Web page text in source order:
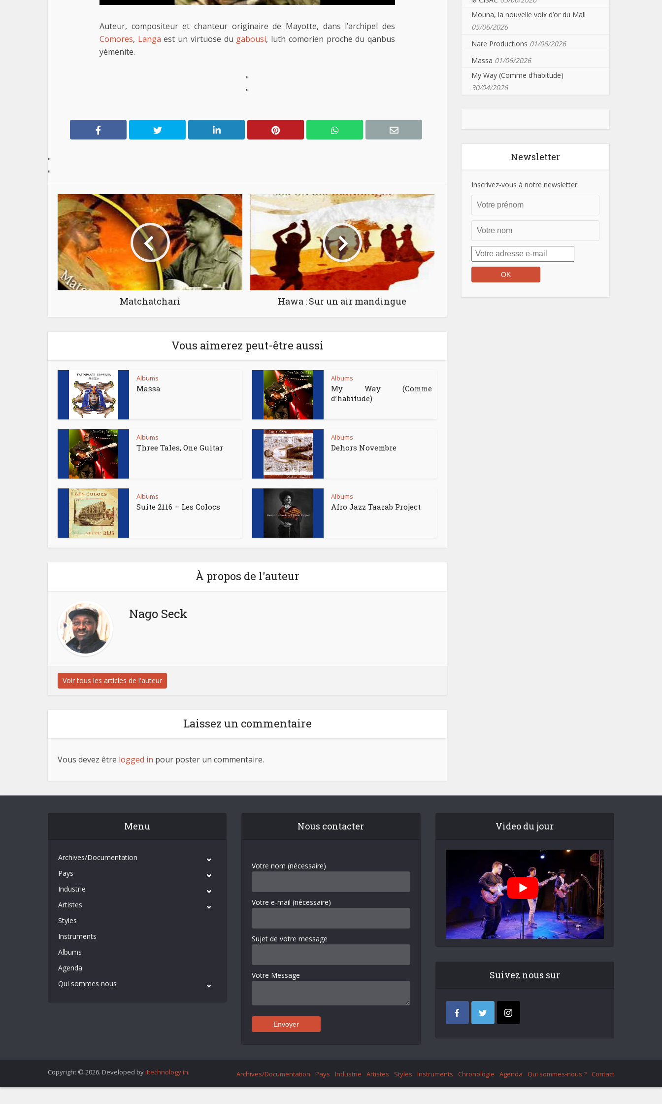
Auteur, compositeur et chanteur originaire de Mayotte, dans l’archipel des
Comores, Langa est un virtuose du gabousi, luth comorien proche du qanbus
yéménite.
"
"
"
"
Matchatchari Hawa : Sur un air mandingue
Vous aimerez peut-être aussi
Albums
Massa
Albums
My Way (Comme
d’habitude)
Albums
Three Tales, One Guitar
Albums
Dehors Novembre
Albums
Suite 2116 – Les Colocs
Albums
Afro Jazz Taarab Project
À propos de l'auteur
Nago Seck
Voir tous les articles de l'auteur
Laissez un commentaire
Vous devez être logged in pour poster un commentaire.
Mouna, la nouvelle voix d’or du Mali
05/06/2026
Nare Productions 01/06/2026
Massa 01/06/2026
My Way (Comme d’habitude)
30/04/2026
Newsletter
Inscrivez-vous à notre newsletter:
Menu
Archives/Documentation
Pays
Industrie
Artistes
Styles
Instruments
Albums
Agenda
Qui sommes nous
Nous contacter
Votre nom (nécessaire)
Votre e-mail (nécessaire)
Sujet de votre message
Votre Message
Video du jour
Suivez nous sur
Copyright © 2026. Developed by iItechnology.in. Archives/Documentation Pays Industrie Artistes Styles Instruments Chronologie Agenda Qui sommes-nous ? Contact